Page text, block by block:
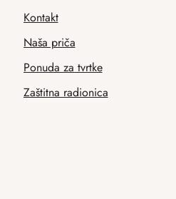
Kontakt
Naša priča
Ponuda za tvrtke
Zaštitna radionica